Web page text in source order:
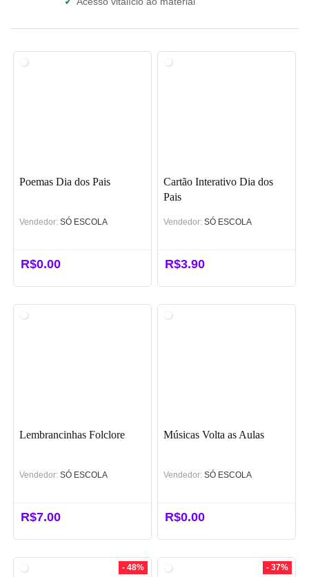
Poemas Dia dos Pais
Vendedor: SÓ ESCOLA
R$0.00
Cartão Interativo Dia dos
Pais
Vendedor: SÓ ESCOLA
R$3.90
Lembrancinhas Folclore
Vendedor: SÓ ESCOLA
R$7.00
Músicas Volta as Aulas
Vendedor: SÓ ESCOLA
R$0.00
- 48% - 37%